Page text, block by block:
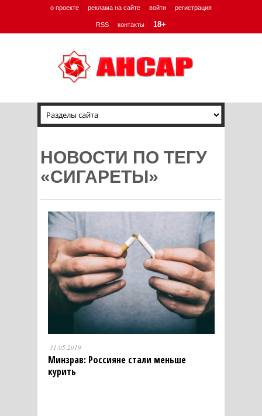
о проекте реклама на сайте войти регистрация
RSS контакты 18+
НОВОСТИ ПО ТЕГУ
«СИГАРЕТЫ»
31.05.2019
Минзрав: Россияне стали меньше
курить